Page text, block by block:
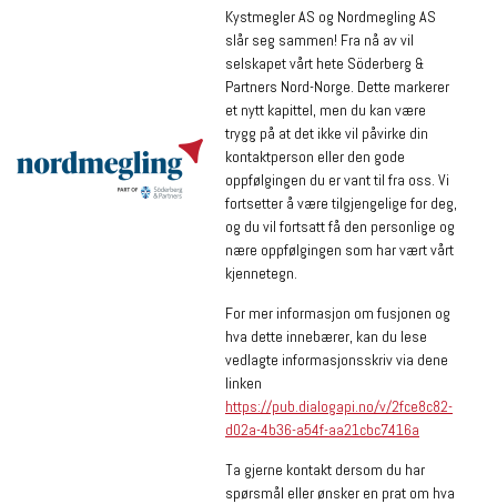
Kystmegler AS og Nordmegling AS
slår seg sammen! Fra nå av vil
selskapet vårt hete Söderberg &
Partners Nord-Norge. Dette markerer
et nytt kapittel, men du kan være
trygg på at det ikke vil påvirke din
kontaktperson eller den gode
oppfølgingen du er vant til fra oss. Vi
fortsetter å være tilgjengelige for deg,
og du vil fortsatt få den personlige og
nære oppfølgingen som har vært vårt
kjennetegn.
For mer informasjon om fusjonen og
hva dette innebærer, kan du lese
vedlagte informasjonsskriv via dene
linken
https://pub.dialogapi.no/v/2fce8c82-
d02a-4b36-a54f-aa21cbc7416a
Ta gjerne kontakt dersom du har
spørsmål eller ønsker en prat om hva